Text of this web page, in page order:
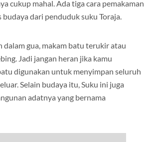
cukup mahal. Ada tiga cara pemakaman
budaya dari penduduk suku Toraja.
dalam gua, makam batu terukir atau
Jadi jangan heran jika kamu
digunakan untuk menyimpan seluruh
Selain budaya itu, Suku ini juga
adatnya yang bernama